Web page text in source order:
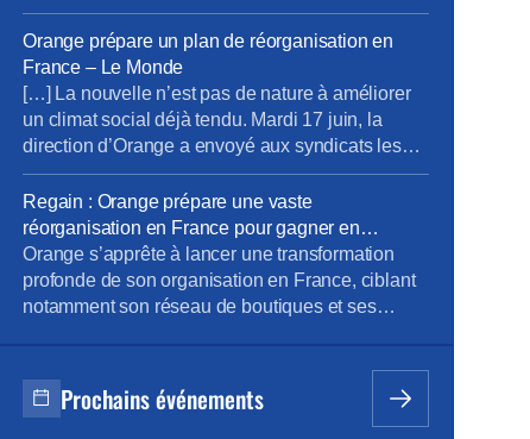
pour le rachat de SFR. Les clients B2B sont pour
Bouygues ainsi que le réseau mobile qu’il avait
en partage avec SFR (zone non dense), le B2C
et les fréquences seront partagées […]
Orange prépare un plan de réorganisation en
France – Le Monde
[…] La nouvelle n’est pas de nature à améliorer
un climat social déjà tendu. Mardi 17 juin, la
direction d’Orange a envoyé aux syndicats les
grandes lignes d’un chantier visant à réviser, de
manière significative, l’organisation de
l’opérateur en France. […] Le nouveau projet de
réorganisation, lui, concerne 12 des 17 directions
d’Orange dans l’Hexagone, où le […]
Regain : Orange prépare une vaste
réorganisation en France pour gagner en
efficacité – Alloforfait
Orange s’apprête à lancer une transformation
profonde de son organisation en France, ciblant
notamment son réseau de boutiques et ses
l’opérateur mise sur des gains d’efficacité
substantiels, mais cette stratégie suscite
Prochains événements